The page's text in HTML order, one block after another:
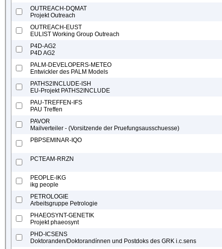
OUTREACH-DQMAT
Projekt Outreach
OUTREACH-EUST
EULIST Working Group Outreach
P4D-AG2
P4D AG2
PALM-DEVELOPERS-METEO
Entwickler des PALM Models
PATHS2INCLUDE-ISH
EU-Projekt PATHS2INCLUDE
PAU-TREFFEN-IFS
PAU Treffen
PAVOR
Mailverteiler - (Vorsitzende der Pruefungsausschuesse)
PBPSEMINAR-IQO
PCTEAM-RRZN
PEOPLE-IKG
ikg people
PETROLOGIE
Arbeitsgruppe Petrologie
PHAEOSYNT-GENETIK
Projekt phaeosynt
PHD-ICSENS
Doktoranden/Doktorandínnen und Postdoks des GRK i.c.sens